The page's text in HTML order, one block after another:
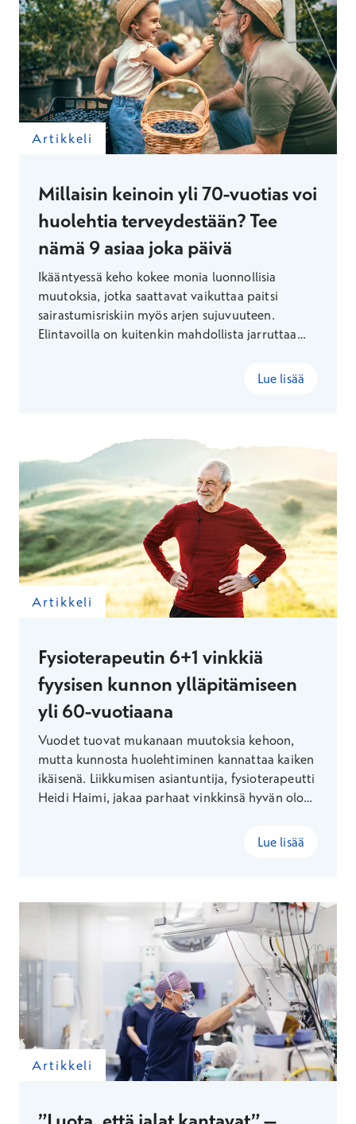
Artikkeli
Millaisin keinoin yli 70-vuotias voi
huolehtia terveydestään? Tee
nämä 9 asiaa joka päivä
Ikääntyessä keho kokee monia luonnollisia
muutoksia, jotka saattavat vaikuttaa paitsi
sairastumisriskiin myös arjen sujuvuuteen.
Elintavoilla on kuitenkin mahdollista jarruttaa
Lue lisää
Artikkeli
Fysioterapeutin 6+1 vinkkiä
fyysisen kunnon ylläpitämiseen
yli 60-vuotiaana
Vuodet tuovat mukanaan muutoksia kehoon,
mutta kunnosta huolehtiminen kannattaa kaiken
ikäisenä. Liikkumisen asiantuntija, fysioterapeutti
Heidi Haimi, jakaa parhaat vinkkinsä hyvän olon
tasapainoa sekä liikkuvuutta – ja myös mielen
Lue lisää
Artikkeli